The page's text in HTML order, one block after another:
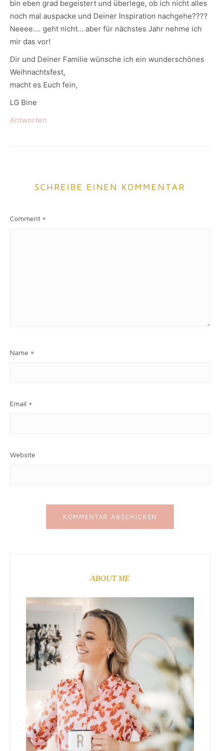
bin eben grad begeistert und überlege, ob ich nicht alles
noch mal auspacke und Deiner Inspiration nachgehe????
Neeee…. geht nicht… aber für nächstes Jahr nehme ich
mir das vor!
Dir und Deiner Familie wünsche ich ein wunderschönes
Weihnachtsfest,
macht es Euch fein,
LG Bine
Antworten
SCHREIBE EINEN KOMMENTAR
Comment *
Name *
Email *
Website
ABOUT ME